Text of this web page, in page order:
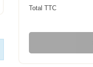
Total TTC